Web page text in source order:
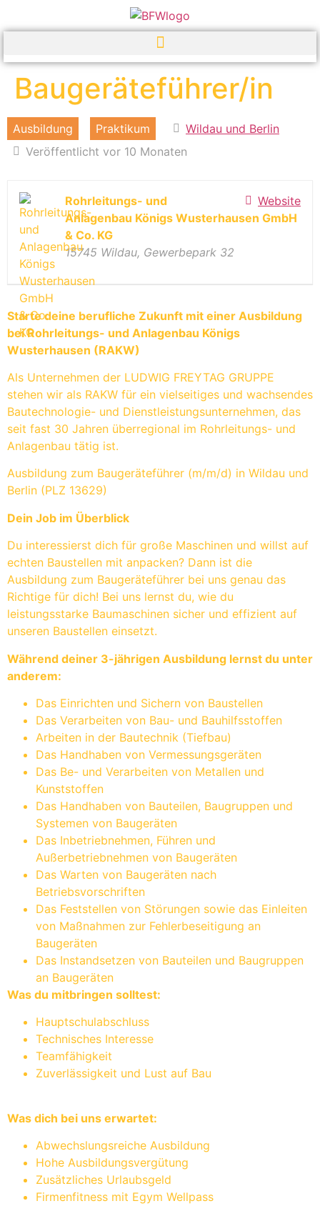
Baugeräteführer/in
Ausbildung Praktikum
Wildau und Berlin
Veröffentlicht vor 10 Monaten
Website
Rohrleitungs- und
Anlagenbau Königs Wusterhausen GmbH
& Co. KG
15745 Wildau, Gewerbepark 32
Starte deine berufliche Zukunft mit einer Ausbildung
bei Rohrleitungs- und Anlagenbau Königs
Wusterhausen (RAKW)
Als Unternehmen der LUDWIG FREYTAG GRUPPE
stehen wir als RAKW für ein vielseitiges und wachsendes
Bautechnologie- und Dienstleistungsunternehmen, das
seit fast 30 Jahren überregional im Rohrleitungs- und
Anlagenbau tätig ist.
Ausbildung zum Baugeräteführer (m/m/d) in Wildau und
Berlin (PLZ 13629)
Dein Job im Überblick
Du interessierst dich für große Maschinen und willst auf
echten Baustellen mit anpacken? Dann ist die
Ausbildung zum Baugeräteführer bei uns genau das
Richtige für dich! Bei uns lernst du, wie du
leistungsstarke Baumaschinen sicher und effizient auf
unseren Baustellen einsetzt.
Während deiner 3-jährigen Ausbildung lernst du unter
anderem:
Das Einrichten und Sichern von Baustellen
Das Verarbeiten von Bau- und Bauhilfsstoffen
Arbeiten in der Bautechnik (Tiefbau)
Das Handhaben von Vermessungsgeräten
Das Be- und Verarbeiten von Metallen und
Kunststoffen
Das Handhaben von Bauteilen, Baugruppen und
Systemen von Baugeräten
Das Inbetriebnehmen, Führen und
Außerbetriebnehmen von Baugeräten
Das Warten von Baugeräten nach
Betriebsvorschriften
Das Feststellen von Störungen sowie das Einleiten
von Maßnahmen zur Fehlerbeseitigung an
Baugeräten
Das Instandsetzen von Bauteilen und Baugruppen
an Baugeräten
Was du mitbringen solltest:
Hauptschulabschluss
Technisches Interesse
Teamfähigkeit
Zuverlässigkeit und Lust auf Bau
Was dich bei uns erwartet:
Abwechslungsreiche Ausbildung
Hohe Ausbildungsvergütung
Zusätzliches Urlaubsgeld
Firmenfitness mit Egym Wellpass